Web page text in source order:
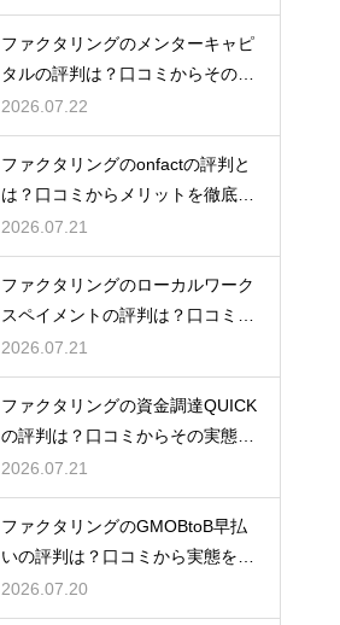
ファクタリングのメンターキャピ
タルの評判は？口コミからその実
態を徹底解説
2026.07.22
ファクタリングのonfactの評判と
は？口コミからメリットを徹底解
説
2026.07.21
ファクタリングのローカルワーク
スペイメントの評判は？口コミで
実態を解説
2026.07.21
ファクタリングの資金調達QUICK
の評判は？口コミからその実態を
徹底解説
2026.07.21
ファクタリングのGMOBtoB早払
いの評判は？口コミから実態を徹
底解説
2026.07.20